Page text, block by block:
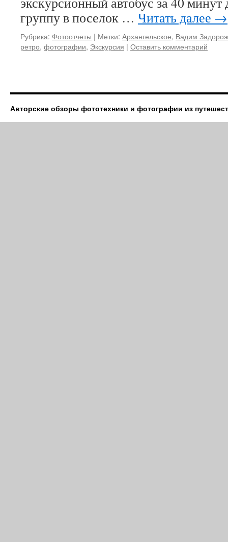
группу в поселок … Читать далее →
Рубрика: Фотоотчеты | Метки: Архангельское, Вадим
ретро, фотографии, Экскурсия | Оставить комментарий
Авторские обзоры фототехники и фотографии из